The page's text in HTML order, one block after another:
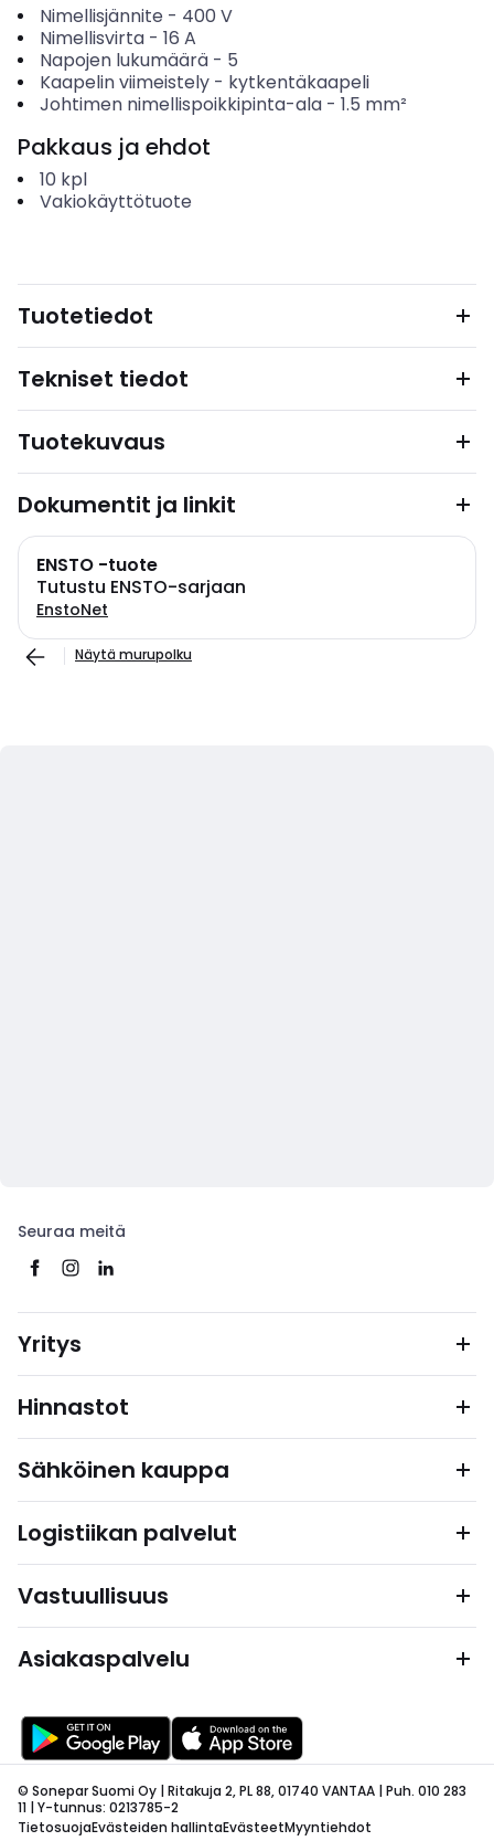
Nimellisjännite - 400 V
Nimellisvirta- 16 A
Napojen lukumäärä- 5
Kaapelin viimeistely- kytkentäkaapeli
Johtimen nimellispoikkipinta-ala- 1.5 mm²
Pakkaus ja ehdot
10 kpl
Vakiokäyttötuote
Tuotetiedot
Tekniset tiedot
Tuotekuvaus
Dokumentit ja linkit
ENSTO -tuote
Tutustu ENSTO-sarjaan
EnstoNet
Näytä murupolku
Seuraa meitä
Yritys
Hinnastot
Sähköinen kauppa
Logistiikan palvelut
Vastuullisuus
Asiakaspalvelu
© Sonepar Suomi Oy | Ritakuja 2, PL 88, 01740 VANTAA | Puh. 010 283
11 | Y-tunnus: 0213785-2
TietosuojaEvästeiden hallintaEvästeetMyyntiehdot